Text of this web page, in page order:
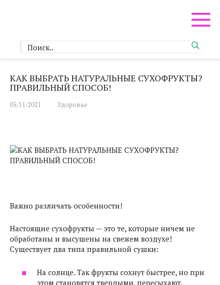
КАК ВЫБРАТЬ НАТУРАЛЬНЫЕ СУХОФРУКТЫ?
ПРАВИЛЬНЫЙ СПОСОБ!
05/11/2021 Здоровье
Важно различать особенности!
Настоящие сухофрукты — это те, которые ничем не
обработаны и высушены на свежем воздухе!
Существует два типа правильной сушки:
На солнце. Так фрукты сохнут быстрее, но при
этом становятся твердыми, пересыхают.